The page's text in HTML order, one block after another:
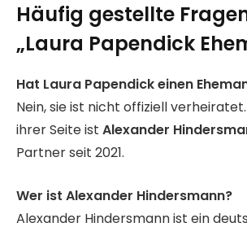
Häufig gestellte
„Laura Papendick
Hat Laura Papendick einen
Nein, sie ist nicht offiziell
ihrer Seite ist Alexander
Partner seit 2021.
Wer ist Alexander Hindersmann?
Alexander Hindersmann ist ein